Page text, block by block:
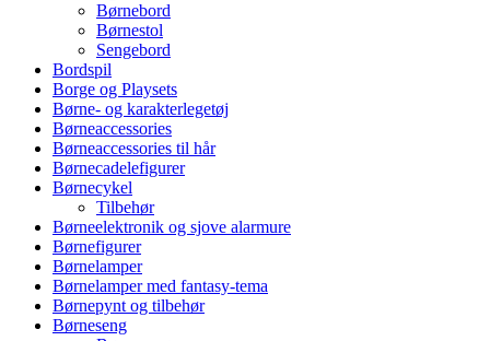
Børnebord
Børnestol
Sengebord
Bordspil
Borge og Playsets
Børne- og karakterlegetøj
Børneaccessories
Børneaccessories til hår
Børnecadelefigurer
Børnecykel
Tilbehør
Børneelektronik og sjove alarmure
Børnefigurer
Børnelamper
Børnelamper med fantasy-tema
Børnepynt og tilbehør
Børneseng